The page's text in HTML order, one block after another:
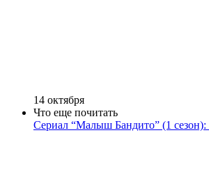
14 октября
Что еще почитать
Сериал “Малыш Бандито” (1 сезон):